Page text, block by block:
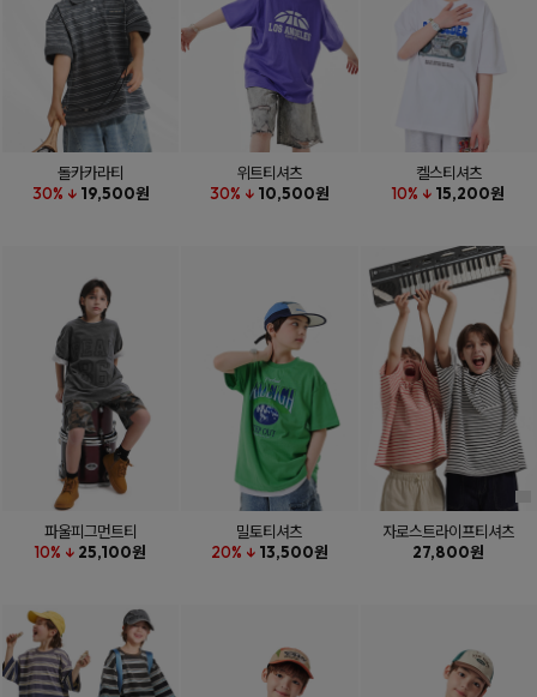
돌카카라티
30% ↓ 19,500원
위트티셔츠
30% ↓ 10,500원
켈스티셔츠
10% ↓ 15,200원
파울피그먼트티
10% ↓ 25,100원
밀토티셔츠
20% ↓ 13,500원
자로스트라이프티셔츠
27,800원